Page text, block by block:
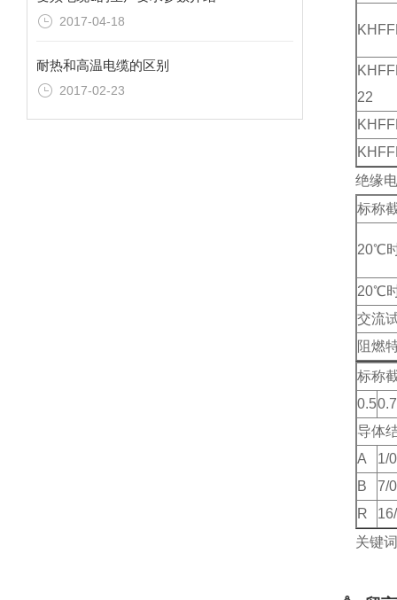
2017-04-18
耐热和高温电缆的区别
2017-02-23
22
绝缘
标称
20℃
20℃
交流
阻燃
标称
0.5
导体
A
1/
B
7/
R
关键